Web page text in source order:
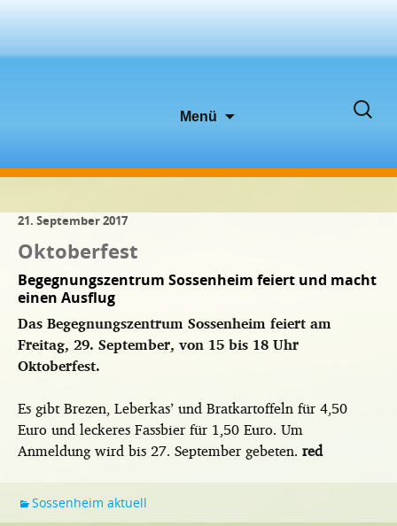
Menü
Suchen
21. September 2017
Oktoberfest
Begegnungszentrum Sossenheim feiert und macht
einen Ausflug
Das Begegnungszentrum Sossenheim feiert am
Freitag, 29. September, von 15 bis 18 Uhr
Oktoberfest.
Es gibt Brezen, Leberkas’ und Bratkartoffeln für 4,50
Euro und leckeres Fassbier für 1,50 Euro. Um
Anmeldung wird bis 27. September gebeten. red
Sossenheim aktuell